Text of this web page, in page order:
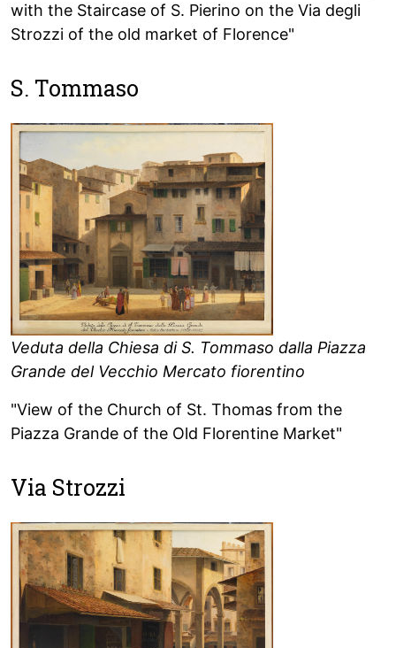
with the Staircase of S. Pierino on the Via degli
Strozzi of the old market of Florence"
S. Tommaso
Veduta della Chiesa di S. Tommaso dalla Piazza
Grande del Vecchio Mercato fiorentino
"View of the Church of St. Thomas from the
Piazza Grande of the Old Florentine Market"
Via Strozzi